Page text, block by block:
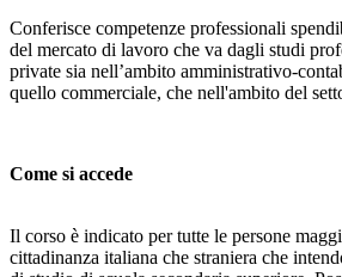
Conferisce competenze professionali
del mercato di lavoro che va dagli studi
private sia nell’ambito amministrativo-
quello commerciale, che nell'ambito del
Come si accede
Il corso è indicato per tutte le persone
cittadinanza italiana che straniera che